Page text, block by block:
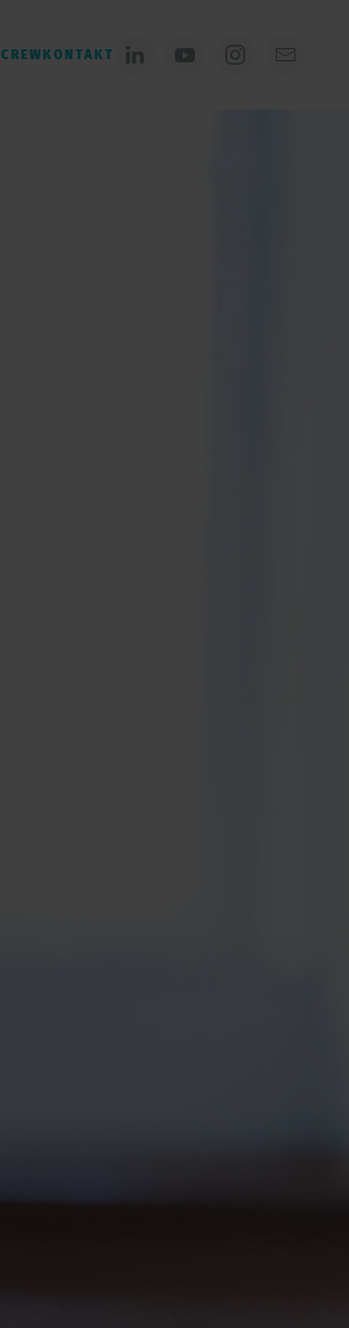
CREW KONTAKT